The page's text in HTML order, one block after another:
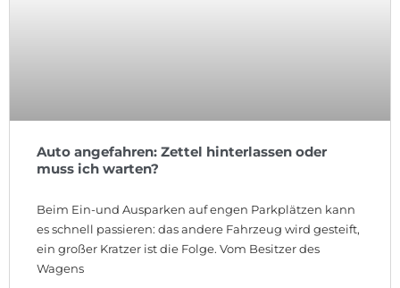
Auto angefahren: Zettel hinterlassen oder
muss ich warten?
Beim Ein-und Ausparken auf engen Parkplätzen kann
es schnell passieren: das andere Fahrzeug wird gesteift,
ein großer Kratzer ist die Folge. Vom Besitzer des
Wagens